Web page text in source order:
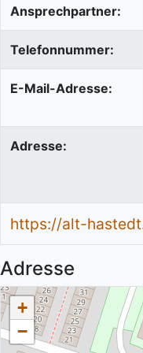
Ansprechpartner:
Telefonnummer:
E-Mail-Adresse:
Adresse:
https://alt-
Adresse
+
−